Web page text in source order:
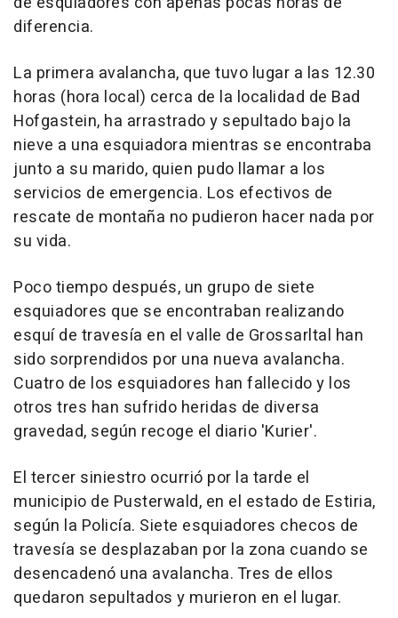
diferencia.
La primera avalancha, que tuvo lugar a las 12.30
horas (hora local) cerca de la localidad de Bad
Hofgastein, ha arrastrado y sepultado bajo la
nieve a una esquiadora mientras se encontraba
junto a su marido, quien pudo llamar a los
servicios de emergencia. Los efectivos de
rescate de montaña no pudieron hacer nada por
su vida.
Poco tiempo después, un grupo de siete
esquiadores que se encontraban realizando
esquí de travesía en el valle de Grossarltal han
sido sorprendidos por una nueva avalancha.
Cuatro de los esquiadores han fallecido y los
otros tres han sufrido heridas de diversa
gravedad, según recoge el diario 'Kurier'.
El tercer siniestro ocurrió por la tarde el
municipio de Pusterwald, en el estado de Estiria,
según la Policía. Siete esquiadores checos de
travesía se desplazaban por la zona cuando se
desencadenó una avalancha. Tres de ellos
quedaron sepultados y murieron en el lugar.